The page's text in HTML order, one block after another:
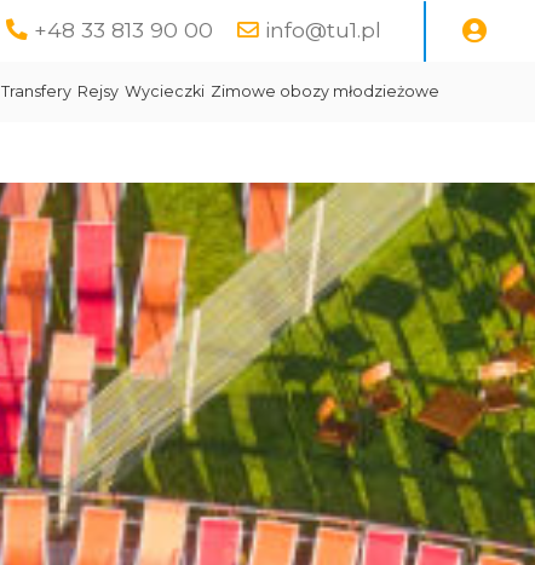
+48 33 813 90 00 info@tu1.pl
Transfery Rejsy Wycieczki Zimowe obozy młodzieżowe